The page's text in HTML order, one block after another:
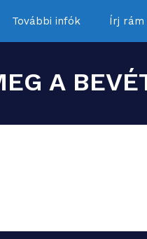
További infók Írj rám
A